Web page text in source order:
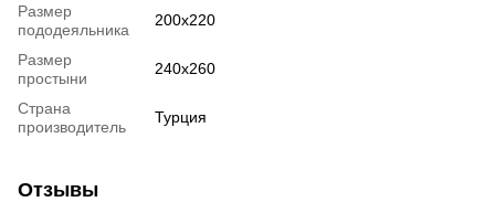
Размер
пододеяльника
200х220
Размер
простыни
240х260
Страна
производитель
Турция
Отзывы